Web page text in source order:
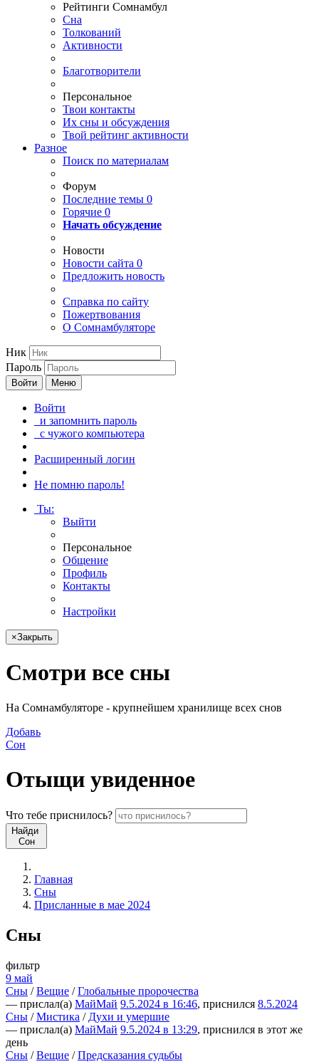
Рейтинги Сомнамбул
Сна
Толкований
Активности
Благотворители
Персональное
Твои контакты
Их сны и обсуждения
Твой рейтинг активности
Разное
Поиск по материалам
Форум
Последние темы 0
Горячие 0
Начать обсуждение
Новости
Новости сайта 0
Предложить новость
Справка по сайту
Пожертвования
О Сомнамбуляторе
Ник
Пароль
Войти Меню
Войти
и запомнить пароль
с чужого компьютера
Расширенный логин
Не помню пароль!
Ты:
Выйти
Персональное
Общение
Профиль
Контакты
Настройки
×Закрыть
Смотри все сны
На Сомнамбуляторе - крупнейшем хранилище всех снов
Добавь
Сон
Отыщи увиденное
Что тебе приснилось?
Найди
Сон
Главная
Сны
Присланные в мае 2024
Сны
фильтр
9 май
Сны /Вещие /Глобальные пророчества
— прислал(а) МайМай 9.5.2024 в 16:46, приснился 8.5.2024
Сны /Мистика / Духи и умершие
— прислал(а) МайМай 9.5.2024 в 13:29, приснился в этот же
день
Сны /Вещие /Предсказания судьбы